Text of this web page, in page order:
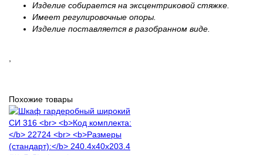
Изделие собирается на эксцентриковой стяжке.
Имеет регулировочные опоры.
Изделие поставляется в разобранном виде.
,
Похожие товары